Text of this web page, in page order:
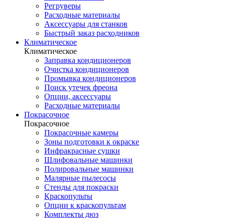
Регруверы
Расходные материалы
Аксессуары для станков
Быстрый заказ расходников
Климатическое
Климатическое
Заправка кондиционеров
Очистка кондиционеров
Промывка кондиционеров
Поиск утечек фреона
Опции, аксессуары
Расходные материалы
Покрасочное
Покрасочное
Покрасочные камеры
Зоны подготовки к окраске
Инфракрасные сушки
Шлифовальные машинки
Полировальные машинки
Малярные пылесосы
Стенды для покраски
Краскопульты
Опции к краскопультам
Комплекты дюз